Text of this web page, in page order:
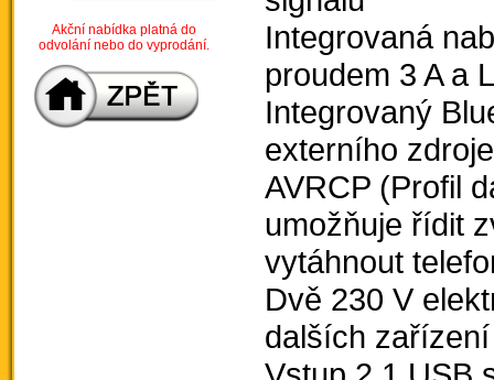
Akční nabídka platná do
odvolání nebo do vyprodání.
Integrovaná
proudem 3 A a
Integrovaný
externího zdroje
AVRCP (Profil
umožňuje řídit
vytáhnout
Dvě 230 V
dalších zařízení